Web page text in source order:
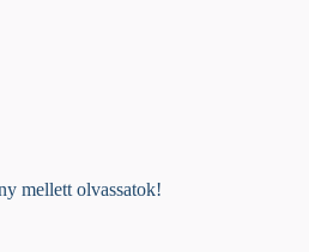
mellett olvassatok!